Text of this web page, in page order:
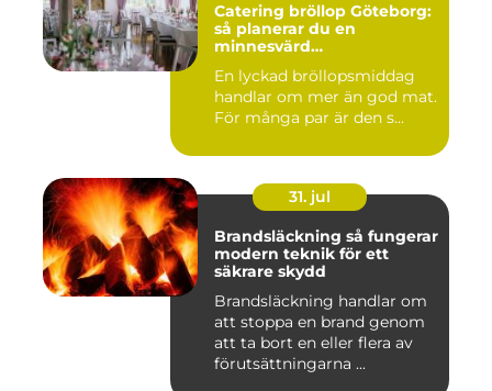
Catering bröllop Göteborg:
så planerar du en
minnesvärd
En lyckad bröllopsmiddag
handlar om mer än god mat.
För många par är den s...
31. jul
Brandsläckning så fungerar
modern teknik för ett
säkrare skydd
Brandsläckning handlar om
att stoppa en brand genom
att ta bort en eller flera av
förutsättningarna ...